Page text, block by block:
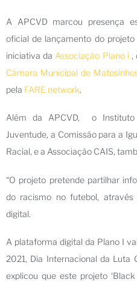
A APCVD marcou presença
oficial de lançamento do projeto
iniciativa da Associação Plano i,
Câmara Municipal de
pela FARE network.
Além da APCVD, o
Juventude, a Comissão para a
Racial, e a Associação CAIS,
“O projeto pretende partilhar
do racismo no futebol,
digital.
A plataforma digital da Plano I
2021, Dia Internacional da Luta
explicou que este projeto